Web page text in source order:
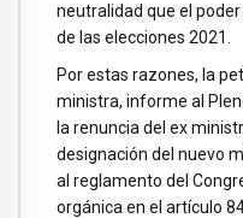
neutralidad que el
de las elecciones 2021.
Por estas razones, la
ministra, informe al
la renuncia del ex
designación del nuevo
al reglamento del
orgánica en el artículo